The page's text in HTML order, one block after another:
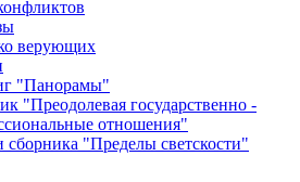
верующих
"Панорамы"
"Преодолевая государственно -
отношения"
сборника "Пределы светскости"